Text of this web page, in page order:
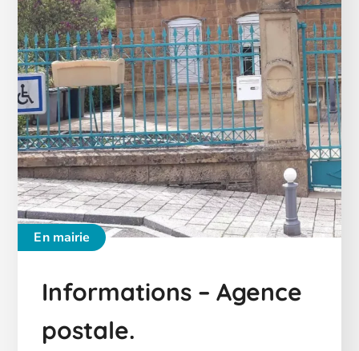
En mairie
Informations – Agence
postale.